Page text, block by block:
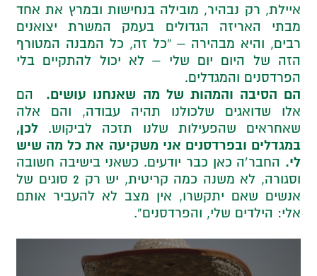
איילת, רק נבהיר, מובילה בנחישות ובמרץ את אחד
מבתי האריזה הגדולים בעמק המשרת יצואנים
רבים, והיא מבהירה – “כל זה, כל המבנה המטורף
הזה של היום יום שלי – לא יכול להתקיים בלי
הפרדסנים והמגדלים.
הם הסיבה והמהות של מה שאנחנו עושים. הם
אלו שדואגים שלכולנו תהיה עבודה, והם אלה
שאחראים שהפעילות שלנו תזכה לביקוש. לכן,
במגדלים ובפרדסנים אני משקיעה את כל מה שיש
לי. החבר’ה כאן כבר יודעים. כשאני בישיבה חשובה
וסגורה, לא משנה כמה קריטית, יש רק 2 סוגים של
אנשים שאם יתקשרו, אין מצב לא להעביר אותם
אלי: הילדים שלי, והפרדסנים”.